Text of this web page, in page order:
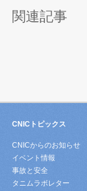
関連記事
CNICトピックス
CNICからのお知らせ
イベント情報
事故と安全
タニムラボレター